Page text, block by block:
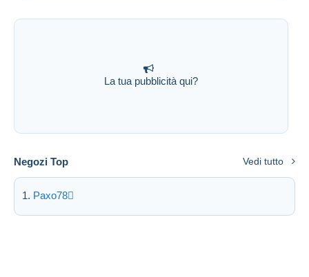
La tua pubblicità qui?
Negozi Top Vedi tutto
Paxo78